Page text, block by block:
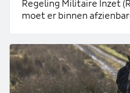
Regeling Militaire Inzet
moet er binnen